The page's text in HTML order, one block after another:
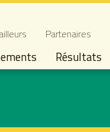
navigation
Partenaires
Résultats